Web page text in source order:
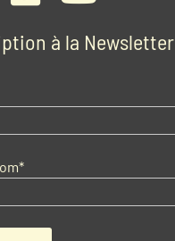
à la Newsletter